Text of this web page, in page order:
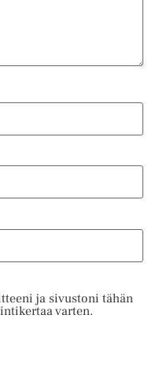
ja sivustoni tähän
varten.